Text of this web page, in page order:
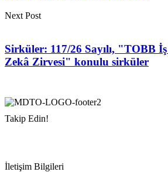
Next Post
Sirküler: 117/26 Sayılı, "TOBB
Zekâ Zirvesi" konulu sirküler
Takip Edin!
İletişim Bilgileri